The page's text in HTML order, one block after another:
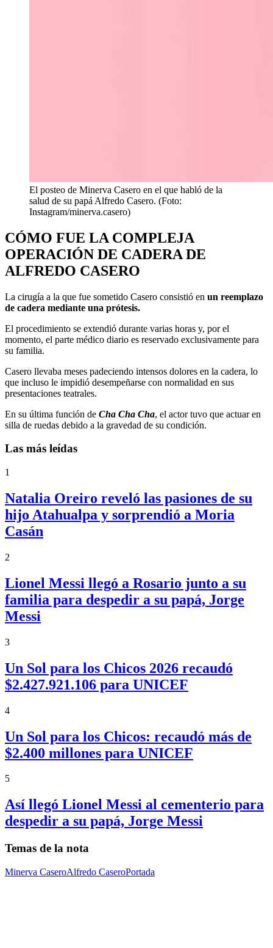
El posteo de Minerva Casero en el que habló de la
salud de su papá Alfredo Casero. (Foto:
Instagram/minerva.casero)
CÓMO FUE LA COMPLEJA
OPERACIÓN DE CADERA DE
ALFREDO CASERO
La cirugía a la que fue sometido Casero consistió en un reemplazo
de cadera mediante una prótesis.
El procedimiento se extendió durante varias horas y, por el
momento, el parte médico diario es reservado exclusivamente para
su familia.
Casero llevaba meses padeciendo intensos dolores en la cadera, lo
que incluso le impidió desempeñarse con normalidad en sus
presentaciones teatrales.
En su última función de Cha Cha Cha, el actor tuvo que actuar en
silla de ruedas debido a la gravedad de su condición.
Las más leídas
1
Natalia Oreiro reveló las pasiones de su
hijo Atahualpa y sorprendió a Moria
Casán
2
Lionel Messi llegó a Rosario junto a su
familia para despedir a su papá, Jorge
Messi
3
Un Sol para los Chicos 2026 recaudó
$2.427.921.106 para UNICEF
4
Un Sol para los Chicos: recaudó más de
$2.400 millones para UNICEF
5
Así llegó Lionel Messi al cementerio para
despedir a su papá, Jorge Messi
Temas de la nota
Minerva CaseroAlfredo CaseroPortada